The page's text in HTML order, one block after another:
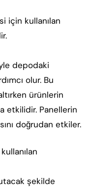
için kullanılan
depodaki
olur. Bu
ürünlerin
etkilidir. Panellerin
doğrudan etkiler.
şekilde